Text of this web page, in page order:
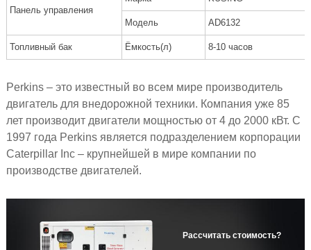
Панель управления
Модель AD6132
Топливный бак Ёмкость(л) 8-10 часов
Perkins – это известный во всем мире производитель
двигатель для внедорожной техники. Компания уже 85
лет производит двигатели мощностью от 4 до 2000 кВт. С
1997 года Perkins является подразделением корпорации
Caterpillar Inc – крупнейшей в мире компании по
производстве двигателей.
Рассчитать стоимость?